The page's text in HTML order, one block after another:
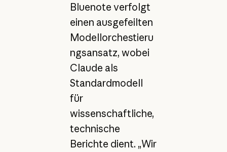
Bluenote verfolgt
einen ausgefeilten
Modellorchestieru
ngsansatz, wobei
Claude als
Standardmodell
für
wissenschaftliche,
technische
Berichte dient. „Wir